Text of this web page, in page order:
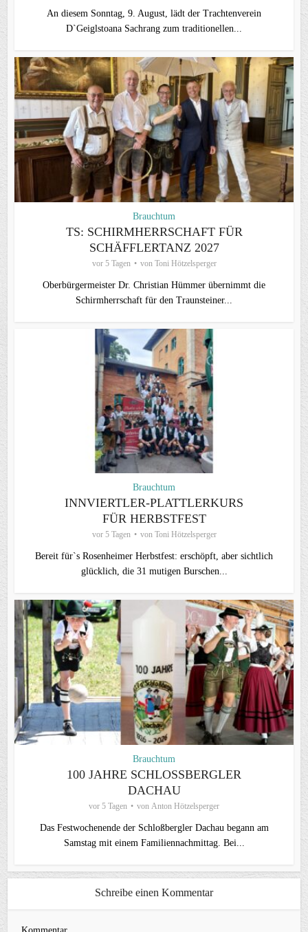
An diesem Sonntag, 9. August, lädt der Trachtenverein
D`Geiglstoana Sachrang zum traditionellen...
Brauchtum
TS: SCHIRMHERRSCHAFT FÜR
SCHÄFFLERTANZ 2027
vor 5 Tagen von Toni Hötzelsperger
Oberbürgermeister Dr. Christian Hümmer übernimmt die
Schirmherrschaft für den Traunsteiner...
Brauchtum
INNVIERTLER-PLATTLERKURS
FÜR HERBSTFEST
vor 5 Tagen von Toni Hötzelsperger
Bereit für`s Rosenheimer Herbstfest: erschöpft, aber sichtlich
glücklich, die 31 mutigen Burschen...
Brauchtum
100 JAHRE SCHLOSSBERGLER D
ACHAU
vor 5 Tagen von Anton Hötzelsperger
Das Festwochenende der Schloßbergler Dachau begann am
Samstag mit einem Familiennachmittag. Bei...
Schreibe einen Kommentar